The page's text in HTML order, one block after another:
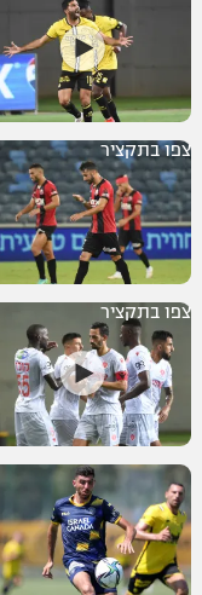
תקנון עבור פעילות
גיימינג E-Sports
תנאי שימוש
מדיניות פרטיות
תקנון פעילות ספורט
רשיון להקרנה
הצטרפות לחבילת
לוח דרושים – ג'ובנט
תגיות
המגזין
בייסבול MLB
ספורט אתגרי
אומנויות לחימה
גיימינג E-Sports
צפו בתקציר
צפו בתקציר